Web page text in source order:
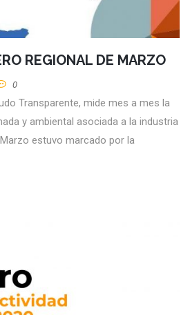
REGIONAL DE MARZO
0
Transparente, mide mes a mes la
y ambiental asociada a la industria
estuvo marcado por la